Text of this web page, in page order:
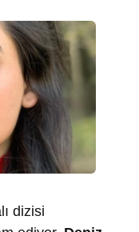
dizisi